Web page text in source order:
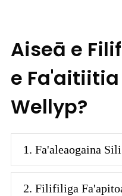
Aiseā e
e
Wellyp?
1. Fa'aleaogaina
2. Filifiliga